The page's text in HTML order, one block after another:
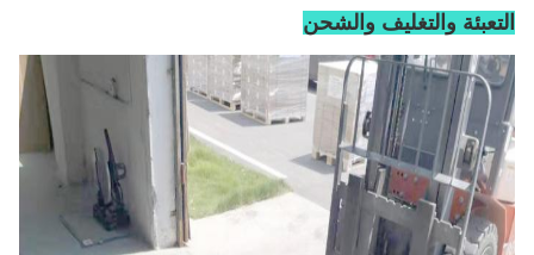
التعبئة والتغليف والشحن